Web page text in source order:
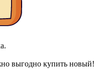
выгодно купить новый!